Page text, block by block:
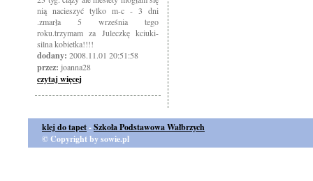
nią nacieszyć tylko m-c - 3 dni
.zmarła 5 września tego
roku.trzymam za Juleczkę kciuki-
silna kobietka!!!!
dodany: 2008.11.01 20:51:58
przez: joanna28
czytaj więcej
klej do tapet-Szkoła Podstawowa Wałbrzych
© Copyright by sowie.pl